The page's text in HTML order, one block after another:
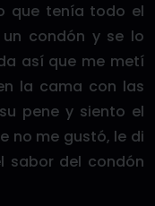
que tenía todo el
condón y se lo
así que me metí
la cama con las
pene y siento el
no me gustó, le di
sabor del condón